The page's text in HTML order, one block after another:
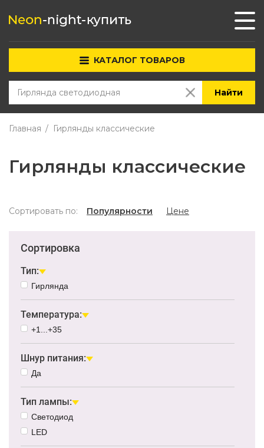
КАТАЛОГ ТОВАРОВ
Найти
Главная Гирлянды классические
Гирлянды классические
Сортировать по: Популярности Цене
Сортировка
Тип:
Гирлянда
Температура:
+1...+35
Шнур питания:
Да
Тип лампы:
Светодиод
LED